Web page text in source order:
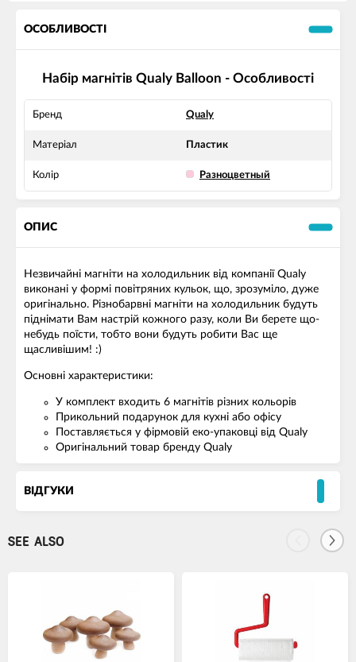
ОСОБЛИВОСТІ
Набір магнітів Qualy Balloon - Особливості
Бренд Qualy
Матеріал Пластик
Колір Разноцветный
ОПИС
Незвичайні магніти на холодильник від компанії Qualy
виконані у формі повітряних кульок, що, зрозуміло, дуже
оригінально. Різнобарвні магніти на холодильник будуть
піднімати Вам настрій кожного разу, коли Ви берете що-
небудь поїсти, тобто вони будуть робити Вас ще
щасливішим! :)
Основні характеристики:
У комплект входить 6 магнітів різних кольорів
Прикольний подарунок для кухні або офісу
Поставляється у фірмовій еко-упаковці від Qualy
Оригінальний товар бренду Qualy
ВІДГУКИ
SEE ALSO